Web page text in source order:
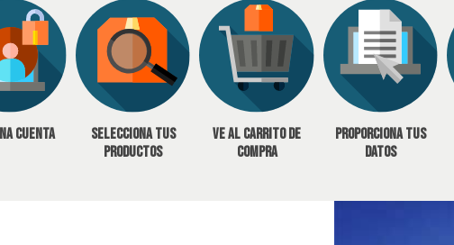
cuenta
Selecciona tus
productos
Ve al carrito de
compra
Proporciona tus
datos